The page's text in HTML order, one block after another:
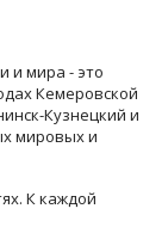
и мира - это
Кемеровской
Кузнецкий и
мировых и
К каждой